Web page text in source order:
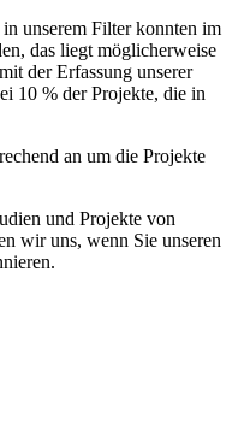
unserem Filter konnten im
das liegt möglicherweise
der Erfassung unserer
10 % der Projekte, die in
an um die Projekte
und Projekte von
wir uns, wenn Sie unseren